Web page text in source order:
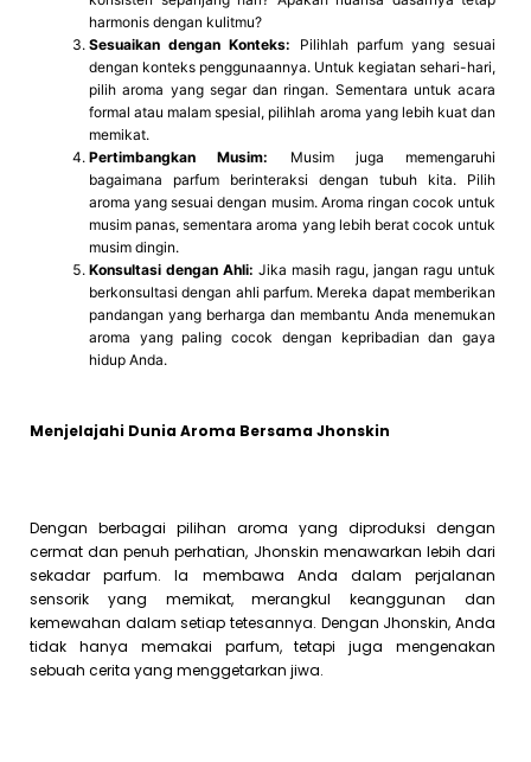
harmonis dengan kulitmu?
Sesuaikan dengan Konteks: Pilihlah parfum yang sesuai
dengan konteks penggunaannya. Untuk kegiatan sehari-hari,
pilih aroma yang segar dan ringan. Sementara untuk acara
formal atau malam spesial, pilihlah aroma yang lebih kuat dan
memikat.
Pertimbangkan Musim: Musim juga memengaruhi
bagaimana parfum berinteraksi dengan tubuh kita. Pilih
aroma yang sesuai dengan musim. Aroma ringan cocok untuk
musim panas, sementara aroma yang lebih berat cocok untuk
musim dingin.
Konsultasi dengan Ahli: Jika masih ragu, jangan ragu untuk
berkonsultasi dengan ahli parfum. Mereka dapat memberikan
pandangan yang berharga dan membantu Anda menemukan
aroma yang paling cocok dengan kepribadian dan gaya
hidup Anda.
Menjelajahi Dunia Aroma Bersama Jhonskin
Dengan berbagai pilihan aroma yang diproduksi dengan
cermat dan penuh perhatian, Jhonskin menawarkan lebih dari
sekadar parfum. Ia membawa Anda dalam perjalanan
sensorik yang memikat, merangkul keanggunan dan
kemewahan dalam setiap tetesannya. Dengan Jhonskin, Anda
tidak hanya memakai parfum, tetapi juga mengenakan
sebuah cerita yang menggetarkan jiwa.